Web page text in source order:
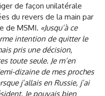
de façon unilatérale
du revers de la main par
de MSMI. «Jusqu’à ce
intention de quitter le
pris une décision,
toute seule. Je m’en
dizaine de mes proches
j’allais en Russie, j’ai
Je pouvais bien